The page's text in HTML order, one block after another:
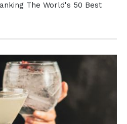
The World's 50 Best